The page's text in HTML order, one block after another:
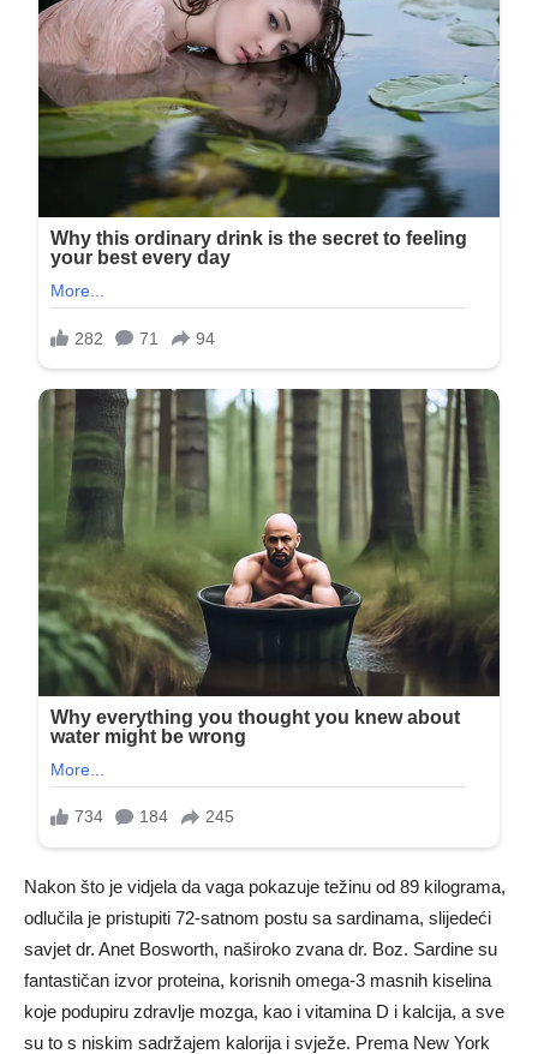
Nakon što je vidjela da vaga pokazuje težinu od 89 kilograma,
odlučila je pristupiti 72-satnom postu sa sardinama, slijedeći
savjet dr. Anet Bosworth, naširoko zvana dr. Boz. Sardine su
fantastičan izvor proteina, korisnih omega-3 masnih kiselina
koje podupiru zdravlje mozga, kao i vitamina D i kalcija, a sve
su to s niskim sadržajem kalorija i svježe. Prema New York